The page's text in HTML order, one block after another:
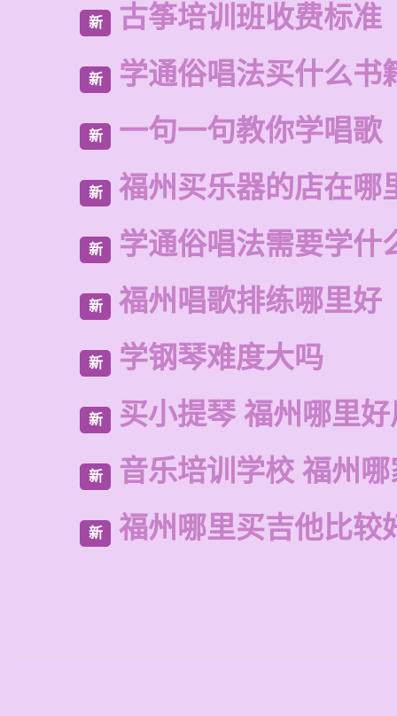
新 古筝培训班收费标准
新 学通俗唱法买什么书
新 一句一句教你学唱歌
新 福州买乐器的店在哪
新 学通俗唱法需要学什
新 福州唱歌排练哪里好
新 学钢琴难度大吗
新 买小提琴 福州哪里
新 音乐培训学校 福州
新 福州哪里买吉他比较